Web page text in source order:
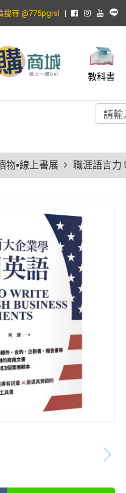
搜尋 @775pgrsl
教科書
物▪線上書展 職涯語言力